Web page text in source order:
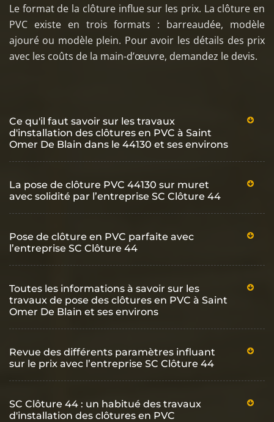
Le format de la clôture influe sur les prix. La clôture en
PVC existe en trois formats : barreaudée, modèle
ajouré ou modèle plein. Pour avoir les détails des prix
avec les coûts de la main-d’œuvre, demandez le devis.
Ce qu'il faut savoir sur les travaux
d'installation des clôtures en PVC à Saint
Omer De Blain dans le 44130 et ses environs
La pose de clôture PVC 44130 sur muret
avec solidité par l’entreprise SC Clôture 44
Pose de clôture en PVC parfaite avec
l’entreprise SC Clôture 44
Toutes les informations à savoir sur les
travaux de pose des clôtures en PVC à Saint
Omer De Blain et ses environs
Revue des différents paramètres influant
sur le prix avec l’entreprise SC Clôture 44
SC Clôture 44 : un habitué des travaux
d'installation des clôtures en PVC